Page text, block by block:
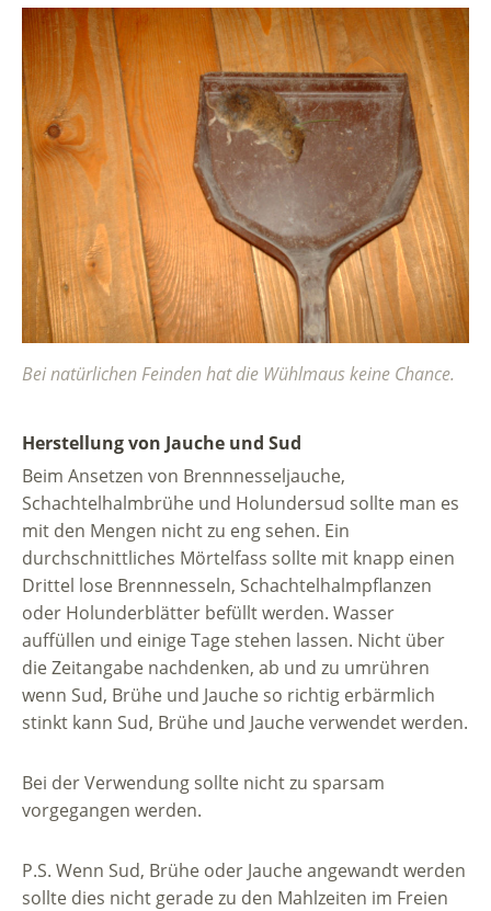
Bei natürlichen Feinden hat die Wühlmaus keine Chance.
Herstellung von Jauche und Sud
Beim Ansetzen von Brennnesseljauche,
Schachtelhalmbrühe und Holundersud sollte man es
mit den Mengen nicht zu eng sehen. Ein
durchschnittliches Mörtelfass sollte mit knapp einen
Drittel lose Brennnesseln, Schachtelhalmpflanzen
oder Holunderblätter befüllt werden. Wasser
auffüllen und einige Tage stehen lassen. Nicht über
die Zeitangabe nachdenken, ab und zu umrühren
wenn Sud, Brühe und Jauche so richtig erbärmlich
stinkt kann Sud, Brühe und Jauche verwendet werden.
Bei der Verwendung sollte nicht zu sparsam
vorgegangen werden.
P.S. Wenn Sud, Brühe oder Jauche angewandt werden
sollte dies nicht gerade zu den Mahlzeiten im Freien